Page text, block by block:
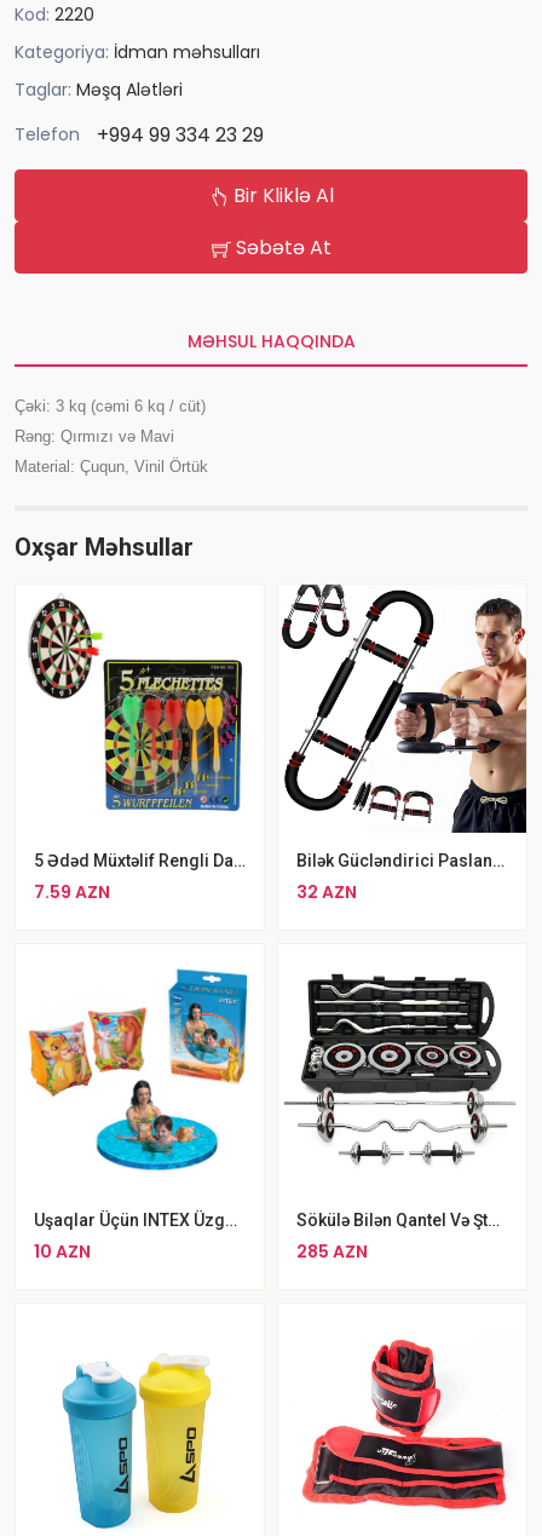
Kod: 2220
Kategoriya: İdman məhsulları
Taglar: Məşq Alətləri
Telefon
+994 99 334 23 29
Bir Kliklə Al
Səbətə At
MƏHSUL HAQQINDA
Çəki: 3 kq (cəmi 6 kq / cüt)
Rəng: Qırmızı və Mavi
Material: Çuqun, Vinil Örtük
Oxşar Məhsullar
5 Ədəd Müxtəlif Rengli Dart İynəsi
7.59 AZN
Bilək Gücləndirici Paslanmaz Polad Espander
32 AZN
Uşaqlar Üçün INTEX Üzgüçülük Qolluqları Disney Aslan Kralı Personajlı İntex Üzmə Qolluqları
10 AZN
Sökülə Bilən Qantel Və Ştanq Dəsti Toptons Keysdə 55 Kq
285 AZN